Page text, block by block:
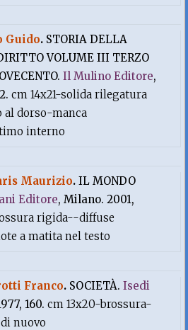
Guido. STORIA DELLA
VOLUME III TERZO
Il Mulino Editore,
cm 14x21-solida rilegatura
dorso-manca
interno
Maurizio.IL MONDO
Editore, Milano. 2001,
rigida--diffuse
a matita nel testo
Franco. SOCIETÀ.Isedi
160.cm 13x20-brossura-
nuovo